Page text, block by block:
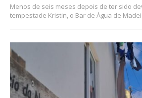
Menos de seis meses depois de ter sido
tempestade Kristin, o Bar de Água de